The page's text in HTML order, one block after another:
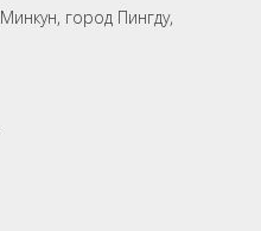
город Пингду,